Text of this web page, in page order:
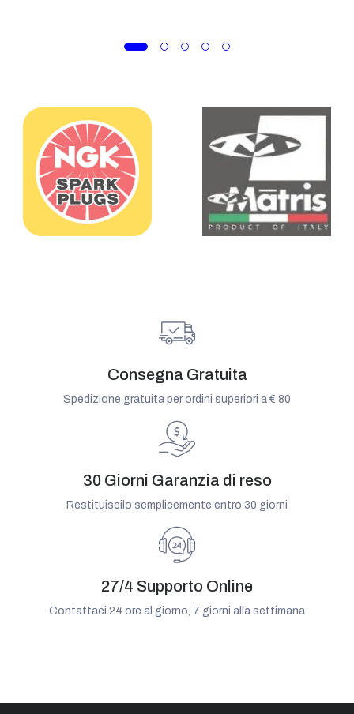
Consegna Gratuita
Spedizione gratuita per ordini superiori a € 80
30 Giorni Garanzia di reso
Restituiscilo semplicemente entro 30 giorni
27/4 Supporto Online
Contattaci 24 ore al giorno, 7 giorni alla settimana